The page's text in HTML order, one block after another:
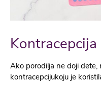
Ako porodilja ne doji dete,
kontracepcijukoju je